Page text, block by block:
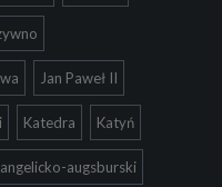
Jan Paweł II
Katedra Katyń
augsburski